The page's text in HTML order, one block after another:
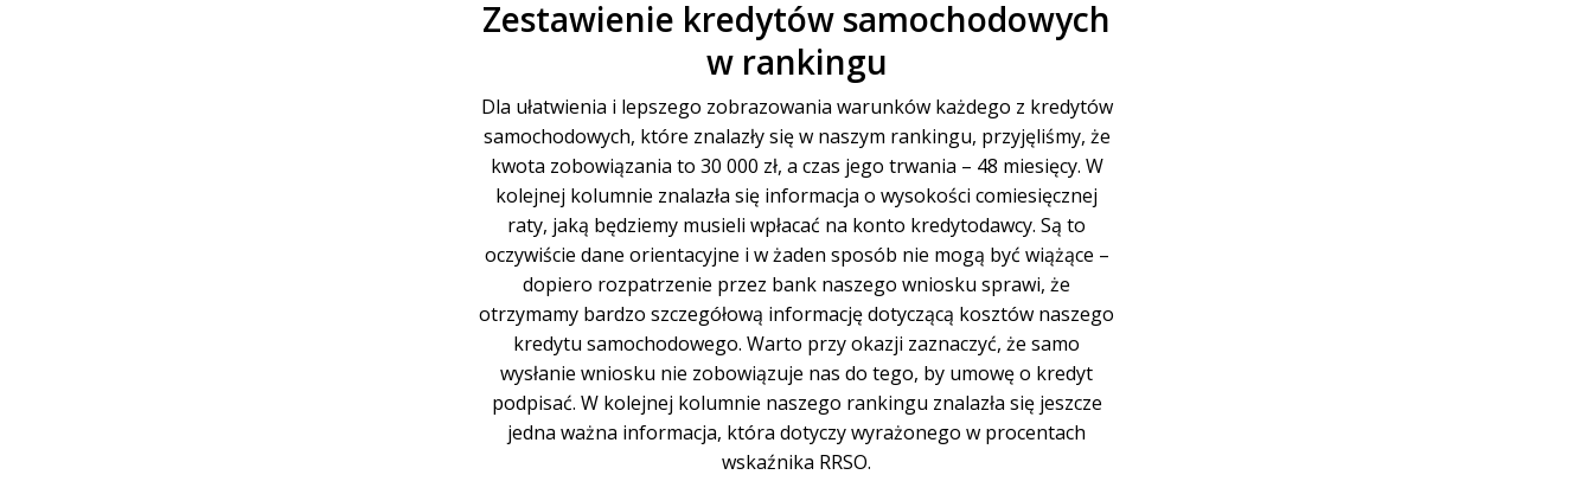
Zestawienie kredytów samochodowych
w rankingu
Dla ułatwienia i lepszego zobrazowania warunków każdego z kredytów
samochodowych, które znalazły się w naszym rankingu, przyjęliśmy, że
kwota zobowiązania to 30 000 zł, a czas jego trwania – 48 miesięcy. W
kolejnej kolumnie znalazła się informacja o wysokości comiesięcznej
raty, jaką będziemy musieli wpłacać na konto kredytodawcy. Są to
oczywiście dane orientacyjne i w żaden sposób nie mogą być wiążące –
dopiero rozpatrzenie przez bank naszego wniosku sprawi, że
otrzymamy bardzo szczegółową informację dotyczącą kosztów naszego
kredytu samochodowego. Warto przy okazji zaznaczyć, że samo
wysłanie wniosku nie zobowiązuje nas do tego, by umowę o kredyt
podpisać. W kolejnej kolumnie naszego rankingu znalazła się jeszcze
jedna ważna informacja, która dotyczy wyrażonego w procentach
wskaźnika RRSO.